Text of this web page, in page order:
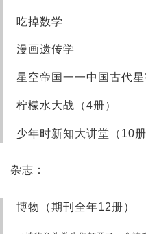
吃掉数学
漫画遗传学
星空帝国一一中国古代星
柠檬水大战（4册）
少年时新知大讲堂（10册
杂志：
博物（期刊全年12册）